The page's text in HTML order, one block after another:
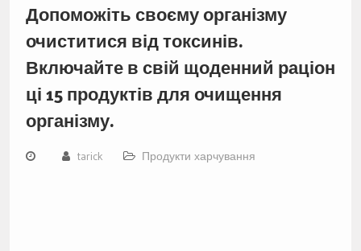
Допоможіть своєму організму
очиститися від токсинів.
Включайте в свій щоденний раціон
ці 15 продуктів для очищення
організму.
tarick Продукти харчування